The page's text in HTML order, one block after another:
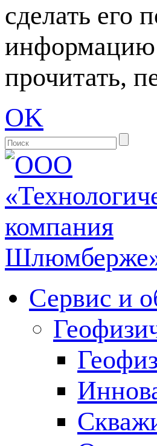
сделать его
информацию
прочитать,
OK
Сервис и